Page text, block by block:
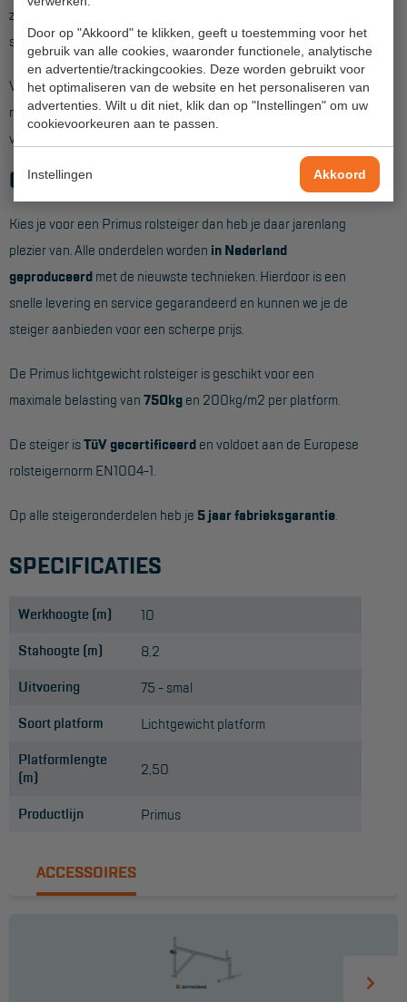
Door op "Akkoord" te klikken, geeft u toestemming voor het
gebruik van alle cookies, waaronder functionele, analytische
en advertentie/trackingcookies. Deze worden gebruikt voor
het optimaliseren van de website en het personaliseren van
advertenties. Wilt u dit niet, klik dan op "Instellingen" om uw
cookievoorkeuren aan te passen.
Instellingen Akkoord
Wet- en regelgeving
Garantie
Algemene voorwaarden
Webshop voorwaarden
zwenkwiel. Met de wartel die op de wielstaander zit is de
steiger ook weer snel op de goede hoogte te stellen.
Voor vrijstaand gebruik worden standaard4 stabilisatoren
meegeleverd die met een aluminium koppeling op de hoeken
van de steiger worden gemonteerd.
Gegarandeerde kwaliteit
Kies je voor een Primus rolsteiger dan heb je daar jarenlang
plezier van. Alle onderdelen worden in Nederland
geproduceerd met de nieuwste technieken. Hierdoor is een
snelle levering en service gegarandeerd en kunnen we je de
steiger aanbieden voor een scherpe prijs.
De Primus lichtgewicht rolsteiger is geschikt voor een
maximale belasting van 750kg en 200kg/m2 per platform.
De steiger isTüV gecertificeerd en voldoet aan de Europese
rolsteigernorm EN1004-1.
Op alle steigeronderdelen heb je 5 jaar fabrieksgarantie
SPECIFICATIES
Werkhoogte (m) 10
Stahoogte (m) 8,2
Uitvoering 75 - smal
Soort platform Lichtgewicht platform
Platformlengte
(m)
2,50
Productlijn Primus
ACCESSOIRES